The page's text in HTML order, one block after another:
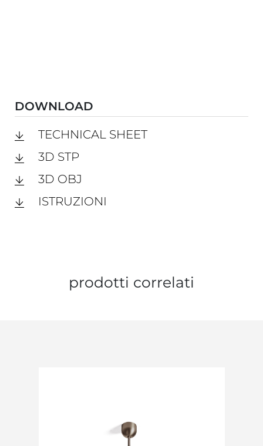
DOWNLOAD
TECHNICAL SHEET
3D STP
3D OBJ
ISTRUZIONI
prodotti correlati